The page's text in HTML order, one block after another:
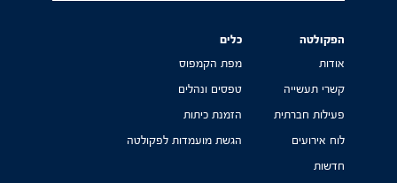
הפקולטה
אודות
קשרי תעשייה
פעילות חברתית
לוח אירועים
חדשות
כלים
מפת הקמפוס
טפסים ונהלים
הזמנת כיתות
הגשת מועמדות לפקולטה